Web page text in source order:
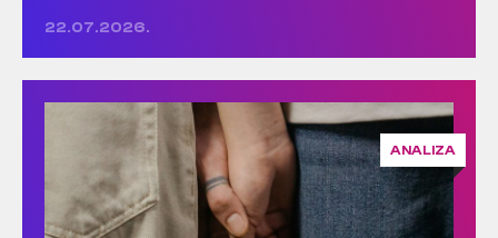
22.07.2026.
ANALIZA